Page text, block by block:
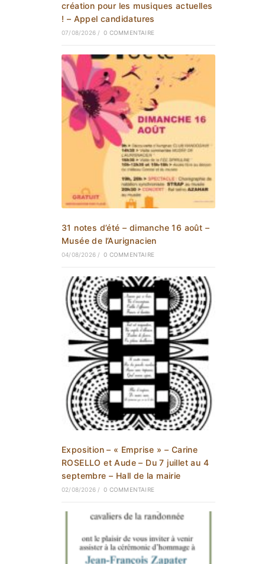
création pour les musiques actuelles
! – Appel candidatures
07/08/2026 / 0 COMMENTAIRE
31 notes d’été – dimanche 16 août –
Musée de l’Aurignacien
04/08/2026 / 0 COMMENTAIRE
Exposition – « Emprise » – Carine
ROSELLO et Aude – Du 7 juillet au 4
septembre – Hall de la mairie
02/08/2026 / 0 COMMENTAIRE